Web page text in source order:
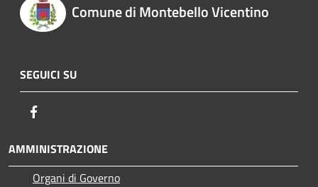
Comune di Montebello Vicentino
SEGUICI SU
AMMINISTRAZIONE
Organi di Governo